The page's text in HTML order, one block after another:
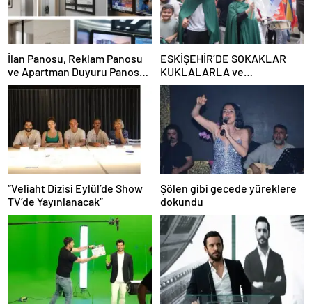
İlan Panosu, Reklam Panosu
ve Apartman Duyuru Panosu
Kullanım Alanları ve
Avantajları
ESKİŞEHİR’DE SOKAKLAR
KUKLALARLA ve
ÇOCUKLARIN NEŞESİYLE
RENKLENİYOR!
“Veliaht Dizisi Eylül’de Show
TV’de Yayınlanacak”
Şölen gibi gecede yüreklere
dokundu